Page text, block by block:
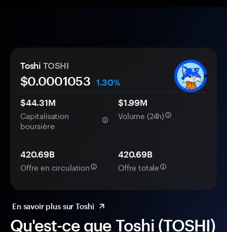
Qu'est-ce que Toshi (TOSHI)
Toshi TOSHI
$0.0001053
1.30%
$44.31M
Capitalisation
boursière
$1.99M
Volume (24h)
420.69B
Offre en circulation
420.69B
Offre totale
En savoir plus sur Toshi